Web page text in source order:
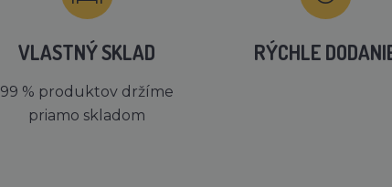
VLASTNÝ SKLAD
99 % produktov držíme
priamo skladom
RÝCHLE